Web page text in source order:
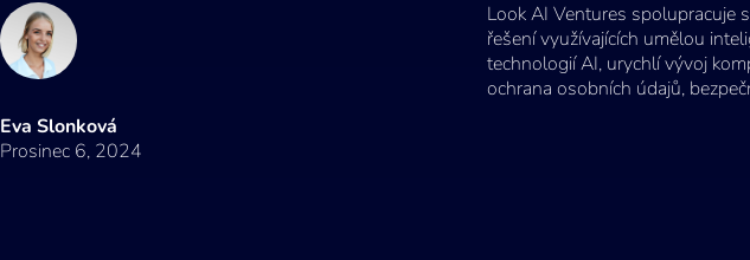
Eva Slonková
Prosinec 6, 2024
Look AI Ventures spolupracuje
řešení využívajících umělou
technologií AI, urychlí vývoj
ochrana osobních údajů,